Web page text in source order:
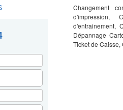
Changement
d'impression,
d'entrainement,
Dépannage
Ticket de Caisse,